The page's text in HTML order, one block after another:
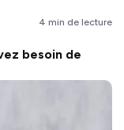
4 min de lecture
besoin de